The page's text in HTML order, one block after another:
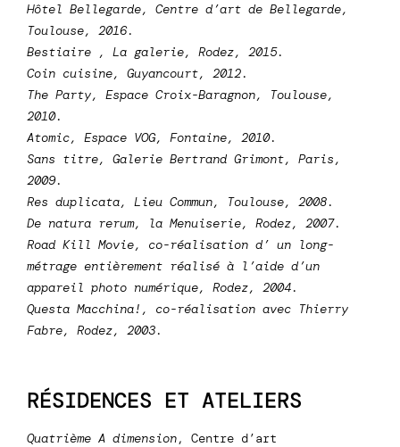
Hôtel Bellegarde, Centre d’art de Bellegarde,
Toulouse, 2016.
Bestiaire , La galerie, Rodez, 2015.
Coin cuisine, Guyancourt, 2012.
The Party, Espace Croix-Baragnon, Toulouse,
2010.
Atomic, Espace VOG, Fontaine, 2010.
Sans titre, Galerie Bertrand Grimont, Paris,
2009.
Res duplicata, Lieu Commun, Toulouse, 2008.
De natura rerum, la Menuiserie, Rodez, 2007.
Road Kill Movie, co-réalisation d’ un long-
métrage entièrement réalisé à l’aide d’un
appareil photo numérique, Rodez, 2004.
Questa Macchina! , co-réalisation avec Thierry
Fabre, Rodez, 2003.
RÉSIDENCES ET ATELIERS
Quatrième A dimension, Centre d’art